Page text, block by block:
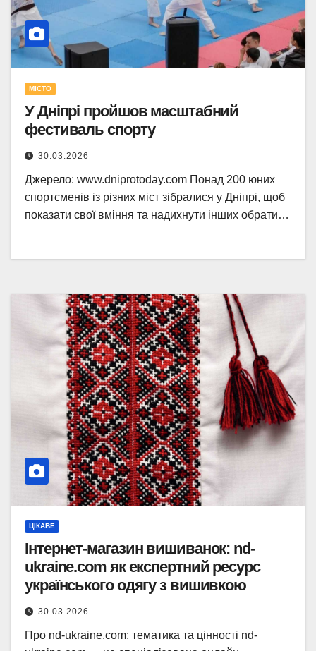
МІСТО
У Дніпрі пройшов масштабний
фестиваль спорту
30.03.2026
Джерело: www.dniprotoday.com Понад 200 юних
спортсменів із різних міст зібралися у Дніпрі, щоб
показати свої вміння та надихнути інших обрати…
ЦІКАВЕ
Інтернет-магазин вишиванок: nd-
ukraine.com як експертний ресурс
українського одягу з вишивкою
30.03.2026
Про nd-ukraine.com: тематика та цінності nd-